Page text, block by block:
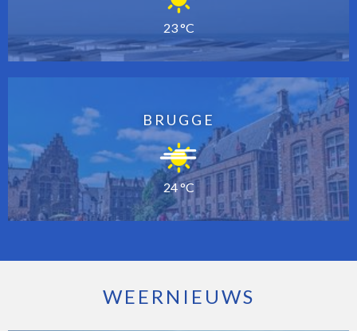
23 °C
BRUGGE
24 °C
WEERNIEUWS